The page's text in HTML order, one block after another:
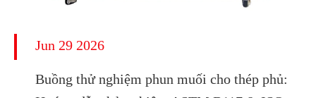
Jun 29 2026
Buồng thử nghiệm phun muối cho thép phủ: